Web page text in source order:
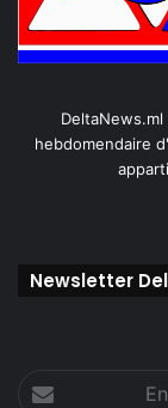
hebdomendaire
Newsletter